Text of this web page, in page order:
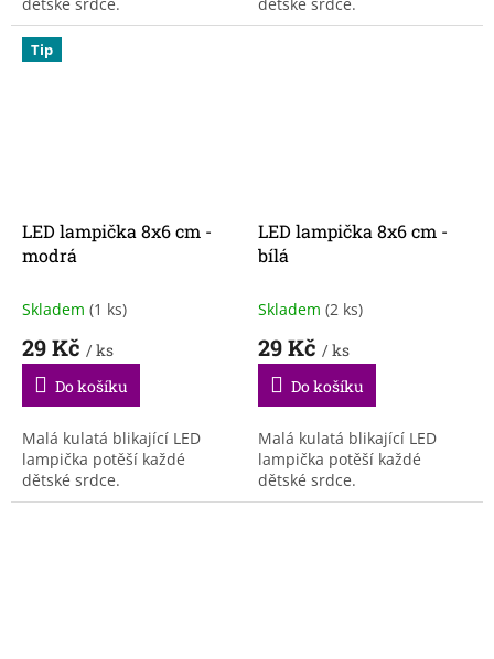
Tip
LED lampička 8x6 cm -
modrá
Skladem (1 ks)
29 Kč / ks
Do košíku
Malá kulatá blikající LED
lampička potěší každé
dětské srdce.
LED lampička 8x6 cm -
bílá
Skladem (2 ks)
29 Kč / ks
Do košíku
Malá kulatá blikající LED
lampička potěší každé
dětské srdce.